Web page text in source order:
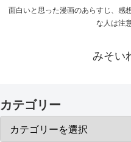
面白いと思った漫画のあらすじ、感
な人は注
みそい
カテゴリー